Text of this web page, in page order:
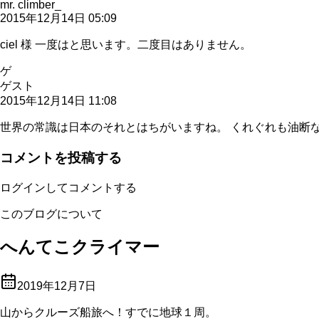
mr. climber_
2015年12月14日 05:09
ciel 様 一度はと思います。二度目はありません。
ゲ
ゲスト
2015年12月14日 11:08
世界の常識は日本のそれとはちがいますね。 くれぐれも油断
コメントを投稿する
ログインしてコメントする
このブログについて
へんてこクライマー
2019年12月7日
山からクルーズ船旅へ！すでに地球１周。